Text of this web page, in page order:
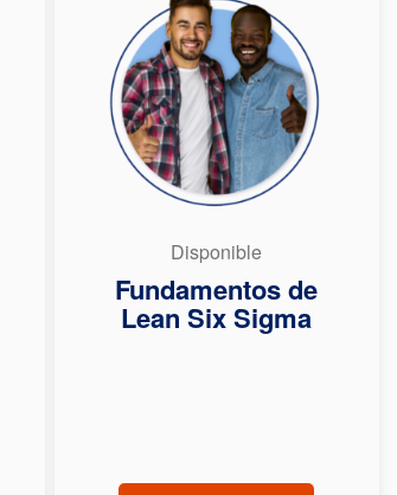
Disponible
Fundamentos de
Lean Six Sigma